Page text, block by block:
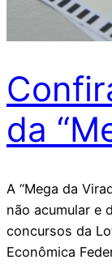
da
A “Mega da
não acumular e
concursos da
Econômica